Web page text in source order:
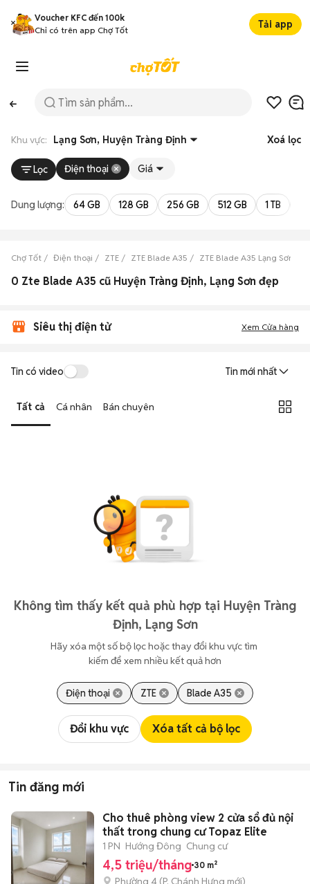
Voucher KFC đến 100k
Chỉ có trên app Chợ Tốt
Tải app
Khu vực: Lạng Sơn, Huyện Tràng Định Xoá lọc
Lọc Điện thoại Giá
Dung lượng: 64 GB 128 GB 256 GB 512 GB 1 TB
Chợ Tốt Điện thoại ZTE ZTE Blade A35 ZTE Blade A35 Lạng Sơn
0 Zte Blade A35 cũ Huyện Tràng Định, Lạng Sơn đẹp
Siêu thị điện tử Xem Cửa hàng
Tin có video Tin mới nhất
Tất cả Cá nhân Bán chuyên
Không tìm thấy kết quả phù hợp tại Huyện Tràng
Định, Lạng Sơn
Hãy xóa một số bộ lọc hoặc thay đổi khu vực tìm
kiếm để xem nhiều kết quả hơn
Điện thoại ZTE Blade A35
Đổi khu vực Xóa tất cả bộ lọc
Tin đăng mới
Cho thuê phòng view 2 cửa sổ đủ nội
thất trong chung cư Topaz Elite
1 PN Hướng Đông Chung cư
4,5 triệu/tháng 30 m²
Phường 4 (P. Chánh Hưng mới)